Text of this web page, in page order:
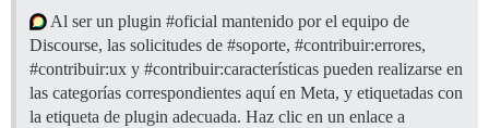
Al ser un plugin #oficial mantenido por el equipo de
Discourse, las solicitudes de #soporte, #contribuir:errores,
#contribuir:ux y #contribuir:características pueden realizarse en
las categorías correspondientes aquí en Meta, y etiquetadas con
la etiqueta de plugin adecuada. Haz clic en un enlace a